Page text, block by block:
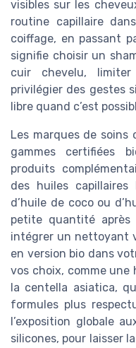
visibles sur les
routine capillaire
coiffage, en passant
signifie choisir un
cuir chevelu,
privilégier des gestes
libre quand c’est
Les marques de soins
gammes certifiées
produits
des huiles capillaires
d’huile de coco ou
petite quantité après
intégrer un nettoyant
en version bio dans
vos choix, comme une
la centella asiatica,
formules plus
l’exposition globale
silicones, pour laisser